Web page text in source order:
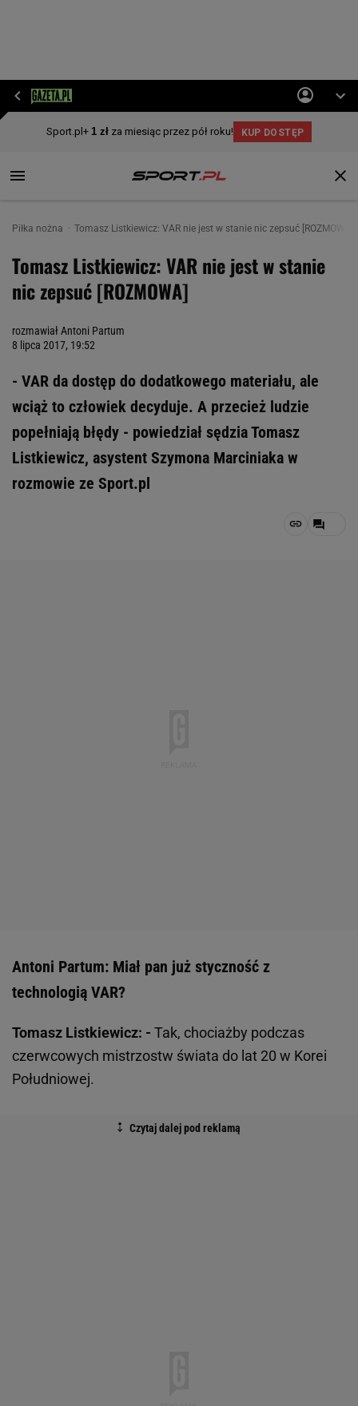
Piłka nożna Tomasz Listkiewicz: VAR nie jest w stanie nic zepsuć [ROZMOWA]
Tomasz Listkiewicz: VAR nie jest w stanie
nic zepsuć [ROZMOWA]
rozmawiał Antoni Partum
8 lipca 2017, 19:52
- VAR da dostęp do dodatkowego materiału, ale
wciąż to człowiek decyduje. A przecież ludzie
popełniają błędy - powiedział sędzia Tomasz
Listkiewicz, asystent Szymona Marciniaka w
rozmowie ze Sport.pl
Antoni Partum: Miał pan już styczność z
technologią VAR?
Tomasz Listkiewicz: - Tak, chociażby podczas
czerwcowych mistrzostw świata do lat 20 w Korei
Południowej.